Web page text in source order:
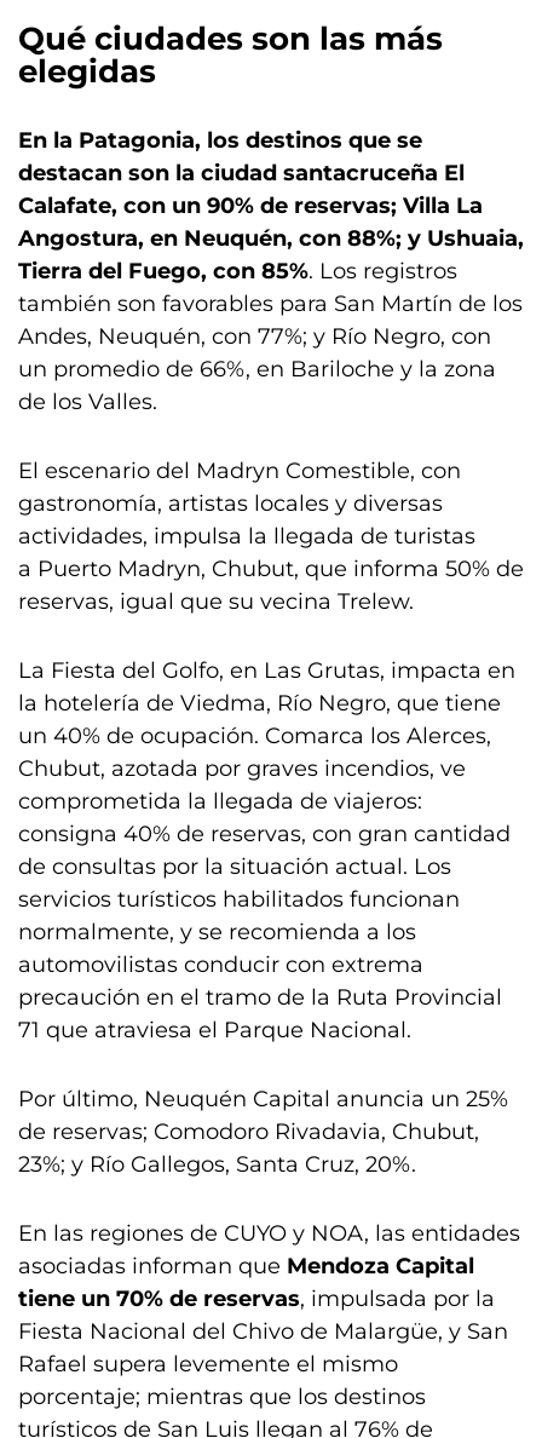
Qué ciudades son las más
elegidas
En la Patagonia, los destinos que se
destacan son la ciudad santacruceña El
Calafate, con un 90% de reservas; Villa La
Angostura, en Neuquén, con 88%; y Ushuaia,
Tierra del Fuego, con 85%. Los registros
también son favorables para San Martín de los
Andes, Neuquén, con 77%; y Río Negro, con
un promedio de 66%, en Bariloche y la zona
de los Valles.
El escenario del Madryn Comestible, con
gastronomía, artistas locales y diversas
actividades, impulsa la llegada de turistas
a Puerto Madryn, Chubut, que informa 50% de
reservas, igual que su vecina Trelew.
La Fiesta del Golfo, en Las Grutas, impacta en
la hotelería de Viedma, Río Negro, que tiene
un 40% de ocupación. Comarca los Alerces,
Chubut, azotada por graves incendios, ve
comprometida la llegada de viajeros:
consigna 40% de reservas, con gran cantidad
de consultas por la situación actual. Los
servicios turísticos habilitados funcionan
normalmente, y se recomienda a los
automovilistas conducir con extrema
precaución en el tramo de la Ruta Provincial
71 que atraviesa el Parque Nacional.
Por último, Neuquén Capital anuncia un 25%
de reservas; Comodoro Rivadavia, Chubut,
23%; y Río Gallegos, Santa Cruz, 20%.
En las regiones de CUYO y NOA, las entidades
asociadas informan que Mendoza Capital
tiene un 70% de reservas, impulsada por la
Fiesta Nacional del Chivo de Malargüe, y San
Rafael supera levemente el mismo
porcentaje; mientras que los destinos
turísticos de San Luis llegan al 76% de